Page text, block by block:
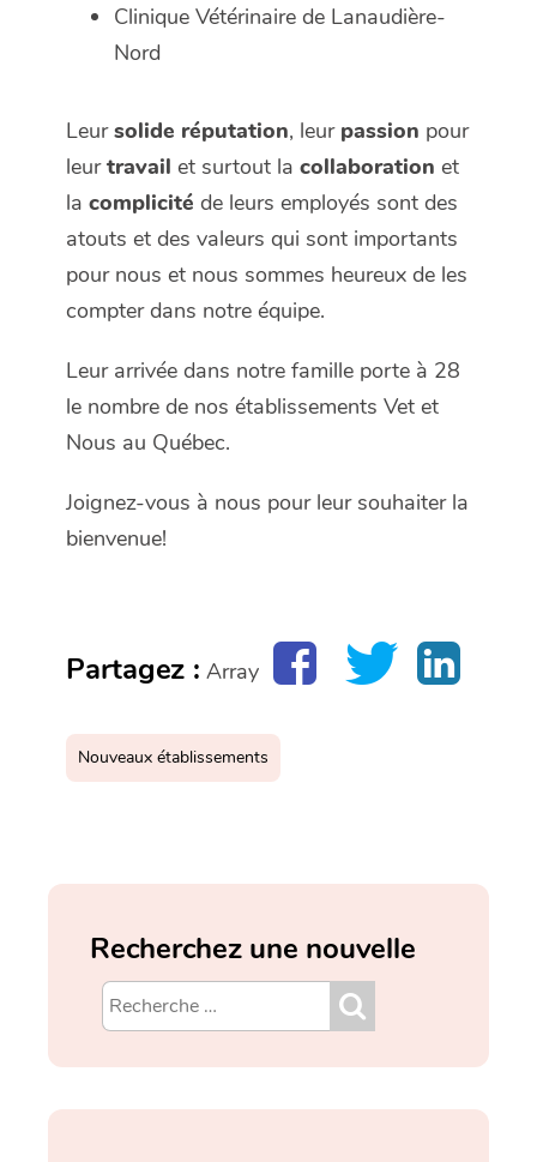
Clinique Vétérinaire de Lanaudière-
Nord
Leursolide réputation, leur passion pour
leurtravail et surtout la collaboration et
la complicité de leurs employés sont des
atouts et des valeurs qui sont importants
pour nous et nous sommes heureux de les
compter dans notre équipe.
Leur arrivée dans notre famille porte à 28
le nombre de nos établissements Vet et
Nous au Québec.
Joignez-vous à nous pour leur souhaiter la
bienvenue!
Partagez : Array
Nouveaux établissements
Recherchez une nouvelle